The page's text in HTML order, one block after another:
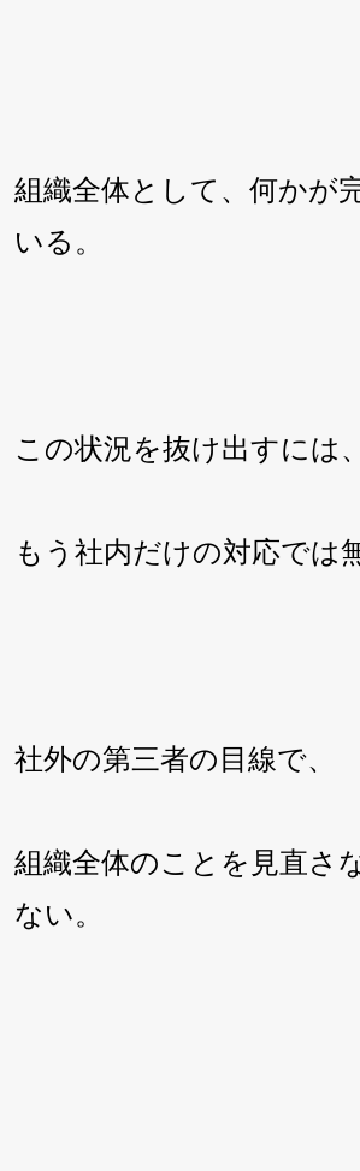
組織全体として、何かが
いる。
この状況を抜け出すには、
もう社内だけの対応では
社外の第三者の目線で、
組織全体のことを見直さ
ない。